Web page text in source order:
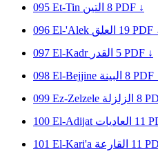
095 Et-Tin التين 8 PDF ↓
096 El-'Alek العلق 19 PDF
097 El-Kadr القدر 5 PDF ↓
098 El-Bejjine البينة 8 PDF
099 Ez-Zelzele الزلزلة 8
100 El-Adijat العاديات 11
101 El-Kari'a القارعة 11